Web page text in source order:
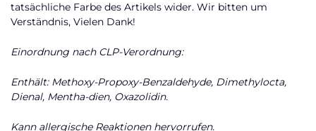
tatsächliche Farbe des Artikels wider. Wir bitten um
Verständnis, Vielen Dank!
Einordnung nach CLP-Verordnung:
Enthält: Methoxy-Propoxy-Benzaldehyde, Dimethylocta,
Dienal, Mentha-dien, Oxazolidin.
Kann allergische Reaktionen hervorrufen.